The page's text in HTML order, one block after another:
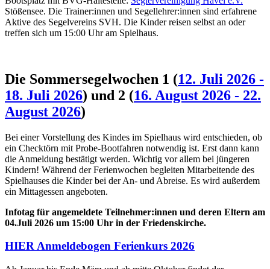
Stößensee. Die Trainer:innen und Segellehrer:innen sind erfahrene
Aktive des Segelvereins SVH. Die Kinder reisen selbst an oder
treffen sich um 15:00 Uhr am Spielhaus.
Die Sommersegelwochen 1 (12. Juli 2026 -
18. Juli 2026) und 2 (16. August 2026 - 22.
August 2026)
Bei einer Vorstellung des Kindes im Spielhaus wird entschieden, ob
ein Checktörn mit Probe-Bootfahren notwendig ist. Erst dann kann
die Anmeldung bestätigt werden. Wichtig vor allem bei jüngeren
Kindern! Während der Ferienwochen begleiten Mitarbeitende des
Spielhauses die Kinder bei der An- und Abreise. Es wird außerdem
ein Mittagessen angeboten.
Infotag für angemeldete Teilnehmer:innen und deren Eltern am
04.Juli 2026 um 15:00 Uhr in der Friedenskirche.
HIER Anmeldebogen Ferienkurs 2026